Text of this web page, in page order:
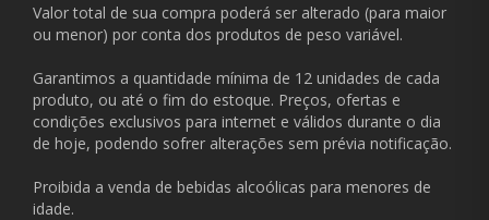
Valor total de sua compra poderá ser alterado (para maior
ou menor) por conta dos produtos de peso variável.
Garantimos a quantidade mínima de 12 unidades de cada
produto, ou até o fim do estoque. Preços, ofertas e
condições exclusivos para internet e válidos durante o dia
de hoje, podendo sofrer alterações sem prévia notificação.
Proibida a venda de bebidas alcoólicas para menores de
idade.